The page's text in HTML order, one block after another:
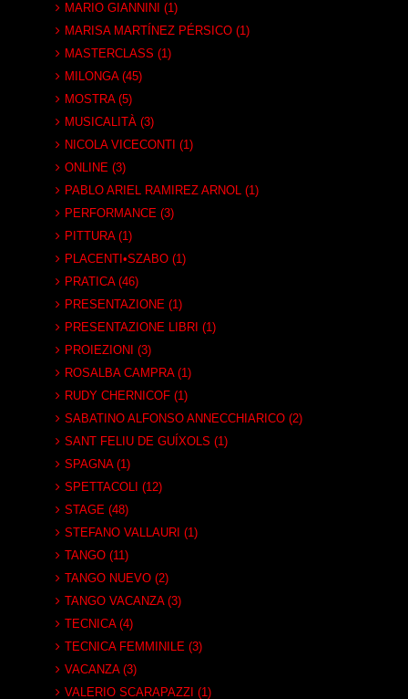
MARIO GIANNINI (1)
MARISA MARTÍNEZ PÉRSICO (1)
MASTERCLASS (1)
MILONGA (45)
MOSTRA (5)
MUSICALITÀ (3)
NICOLA VICECONTI (1)
ONLINE (3)
PABLO ARIEL RAMIREZ ARNOL (1)
PERFORMANCE (3)
PITTURA (1)
PLACENTI•SZABO (1)
PRATICA (46)
PRESENTAZIONE (1)
PRESENTAZIONE LIBRI (1)
PROIEZIONI (3)
ROSALBA CAMPRA (1)
RUDY CHERNICOF (1)
SABATINO ALFONSO ANNECCHIARICO (2)
SANT FELIU DE GUÍXOLS (1)
SPAGNA (1)
SPETTACOLI (12)
STAGE (48)
STEFANO VALLAURI (1)
TANGO (11)
TANGO NUEVO (2)
TANGO VACANZA (3)
TECNICA (4)
TECNICA FEMMINILE (3)
VACANZA (3)
VALERIO SCARAPAZZI (1)